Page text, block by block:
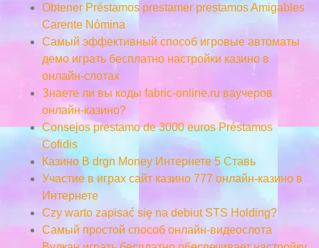
Obtener Préstamos prestamer prestamos Amigables
Carente Nómina
Самый эффективный способ игровые автоматы
демо играть бесплатно настройки казино в
онлайн-слотах
Знаете ли вы коды fabric-online.ru ваучеров
онлайн-казино?
Consejos prestamo de 3000 euros Préstamos
Cofidis
Казино В drgn Money Интернете 5 Ставь
Участие в играх сайт казино 777 онлайн-казино в
Интернете
Czy warto zapisać się na debiut STS Holding?
Самый простой способ онлайн-видеослота